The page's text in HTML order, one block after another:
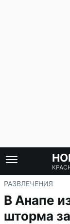
РАЗВЛЕЧЕНИЯ
В Анапе
шторма